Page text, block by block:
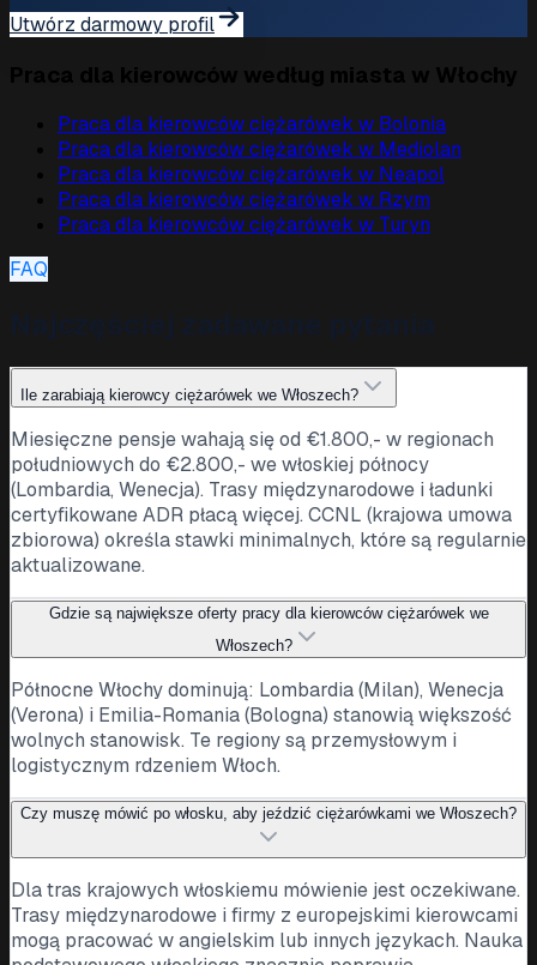
Utwórz darmowy profil
Praca dla kierowców ciężarówek w Bolonia
Praca dla kierowców ciężarówek w Mediolan
Praca dla kierowców ciężarówek w Neapol
Praca dla kierowców ciężarówek w Rzym
Praca dla kierowców ciężarówek w Turyn
FAQ
Ile zarabiają kierowcy ciężarówek we Włoszech?
Miesięczne pensje wahają się od €1.800,- w regionach
południowych do €2.800,- we włoskiej północy
(Lombardia, Wenecja). Trasy międzynarodowe i ładunki
certyfikowane ADR płacą więcej. CCNL (krajowa umowa
zbiorowa) określa stawki minimalnych, które są regularnie
aktualizowane.
Gdzie są największe oferty pracy dla kierowców ciężarówek we
Włoszech?
Północne Włochy dominują: Lombardia (Milan), Wenecja
(Verona) i Emilia-Romania (Bologna) stanowią większość
wolnych stanowisk. Te regiony są przemysłowym i
logistycznym rdzeniem Włoch.
Czy muszę mówić po włosku, aby jeździć ciężarówkami we Włoszech?
Dla tras krajowych włoskiemu mówienie jest oczekiwane.
Trasy międzynarodowe i firmy z europejskimi kierowcami
mogą pracować w angielskim lub innych językach. Nauka